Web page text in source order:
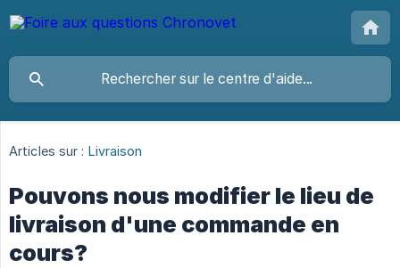
Articles sur : Livraison
Pouvons nous modifier le lieu de
livraison d'une commande en
cours?